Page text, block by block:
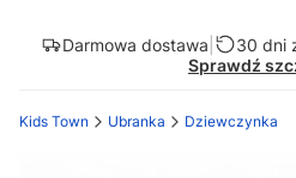
Darmowa dostawa 30 dni
Sprawdź
Kids Town Ubranka Dziewczynka